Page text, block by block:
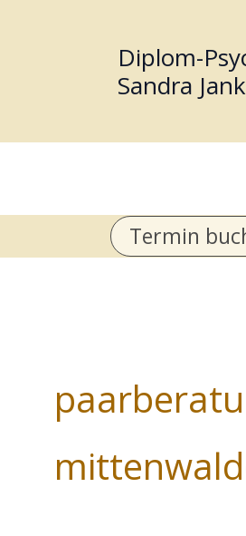
Diplom-
Sandra
Termin